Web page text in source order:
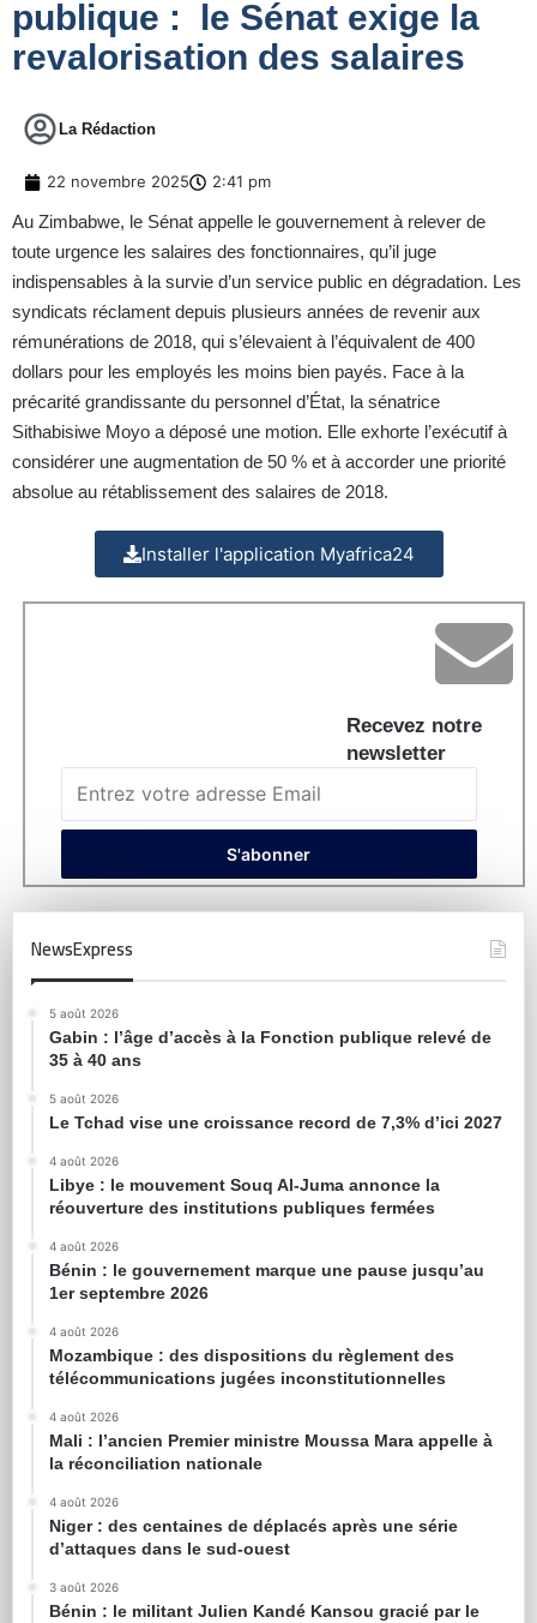
publique : le Sénat exige la
revalorisation des salaires
La Rédaction
22 novembre 2025 2:41 pm
Au Zimbabwe, le Sénat appelle le gouvernement à relever de
toute urgence les salaires des fonctionnaires, qu’il juge
indispensables à la survie d’un service public en dégradation. Les
syndicats réclament depuis plusieurs années de revenir aux
rémunérations de 2018, qui s’élevaient à l’équivalent de 400
dollars pour les employés les moins bien payés. Face à la
précarité grandissante du personnel d’État, la sénatrice
Sithabisiwe Moyo a déposé une motion. Elle exhorte l’exécutif à
considérer une augmentation de 50 % et à accorder une priorité
absolue au rétablissement des salaires de 2018.
Installer l'application Myafrica24
Recevez notre
newsletter
NewsExpress
5 août 2026
Gabin : l’âge d’accès à la Fonction publique relevé de
35 à 40 ans
5 août 2026
Le Tchad vise une croissance record de 7,3% d’ici 2027
4 août 2026
Libye : le mouvement Souq Al-Juma annonce la
réouverture des institutions publiques fermées
4 août 2026
Bénin : le gouvernement marque une pause jusqu’au
1er septembre 2026
4 août 2026
Mozambique : des dispositions du règlement des
télécommunications jugées inconstitutionnelles
4 août 2026
Mali : l’ancien Premier ministre Moussa Mara appelle à
la réconciliation nationale
4 août 2026
Niger : des centaines de déplacés après une série
d’attaques dans le sud-ouest
3 août 2026
Bénin : le militant Julien Kandé Kansou gracié par le